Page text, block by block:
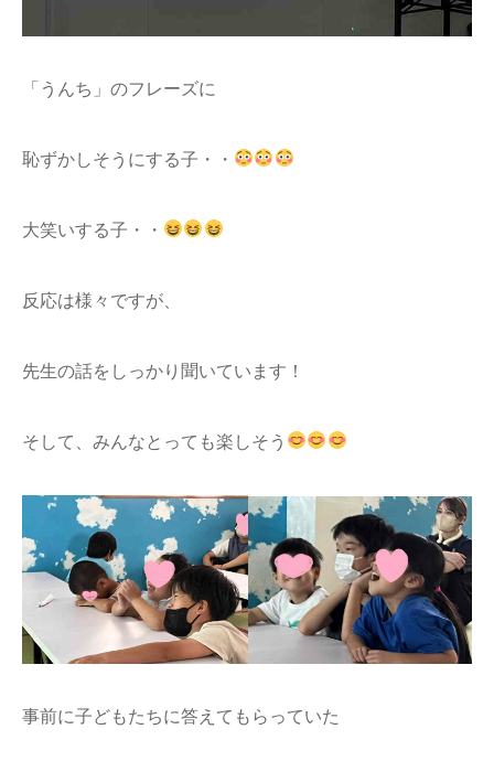
「うんち」のフレーズに
恥ずかしそうにする子・・
大笑いする子・・
反応は様々ですが、
先生の話をしっかり聞いています！
そして、みんなとっても楽しそう
事前に子どもたちに答えてもらっていた